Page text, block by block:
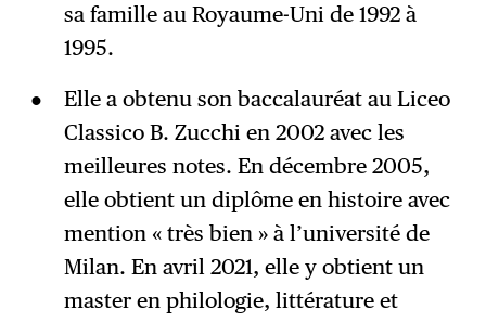
sa famille au Royaume-Uni de 1992 à
1995.
Elle a obtenu son baccalauréat au Liceo
Classico B. Zucchi en 2002 avec les
meilleures notes. En décembre 2005,
elle obtient un diplôme en histoire avec
mention « très bien » à l’université de
Milan. En avril 2021, elle y obtient un
master en philologie, littérature et